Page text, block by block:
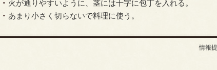
火が通りやすいように、茎には十字に包丁を入れる。
あまり小さく切らないで料理に使う。
情報